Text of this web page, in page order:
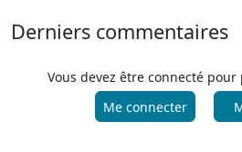
Derniers commentaires
Vous devez être connecté
Me connecter